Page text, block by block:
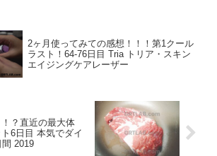
2ヶ月使ってみての感想！！！第1クール
ラスト！64-76日目 Tria トリア・スキン
エイジングケアレーザー
？直近の最大体
6日目 本気でダイ
2019